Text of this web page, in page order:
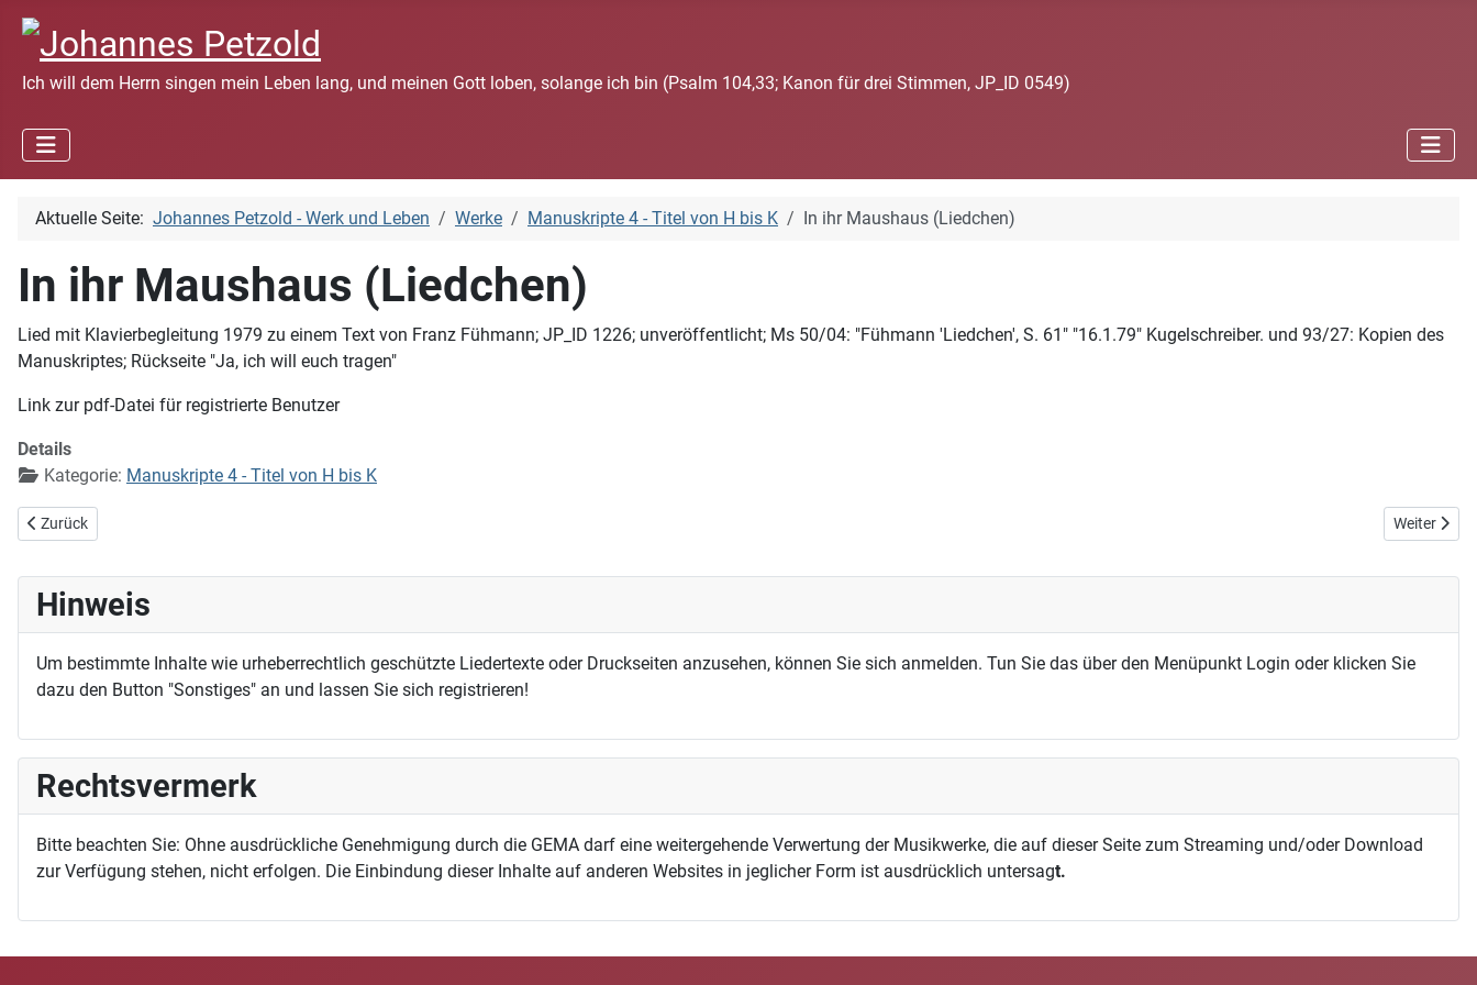
Ich will dem Herrn singen mein Leben lang, und meinen Gott loben, solange ich bin (Psalm 104,33; Kanon für drei Stimmen, JP_ID 0549)
Aktuelle Seite: Johannes Petzold - Werk und Leben Werke Manuskripte 4 - Titel von H bis K In ihr Maushaus (Liedchen)
In ihr Maushaus (Liedchen)
Lied mit Klavierbegleitung 1979 zu einem Text von Franz Fühmann; JP_ID 1226; unveröffentlicht; Ms 50/04: "Fühmann 'Liedchen', S. 61" "16.1.79" Kugelschreiber. und 93/27: Kopien des
Manuskriptes; Rückseite "Ja, ich will euch tragen"
Link zur pdf-Datei für registrierte Benutzer
Details
Kategorie: Manuskripte 4 - Titel von H bis K
Vorheriger Beitrag: In Gottes Namen seis gewagt
Zurück Nächster
Weiter
Hinweis
Um bestimmte Inhalte wie urheberrechtlich geschützte Liedertexte oder Druckseiten anzusehen, können Sie sich anmelden. Tun Sie das über den Menüpunkt Login oder klicken Sie
dazu den Button "Sonstiges" an und lassen Sie sich registrieren!
Rechtsvermerk
Bitte beachten Sie: Ohne ausdrückliche Genehmigung durch die GEMA darf eine weitergehende Verwertung der Musikwerke, die auf dieser Seite zum Streaming und/oder Download
zur Verfügung stehen, nicht erfolgen. Die Einbindung dieser Inhalte auf anderen Websites in jeglicher Form ist ausdrücklich untersagt.